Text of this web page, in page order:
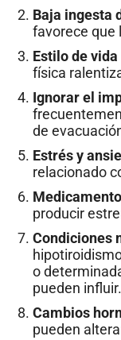
Baja ingesta
favorece que
Estilo de
física
Ignorar el
de
Estrés y
relacionado
producir
Condiciones
o
pueden influir.
Cambios
pueden